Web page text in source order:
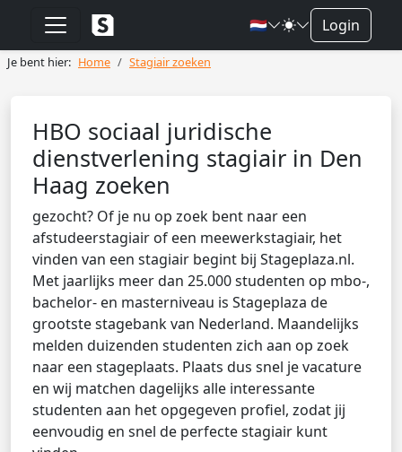
🇳🇱 Login
Je bent hier: Home Stagiair zoeken
HBO sociaal juridische
dienstverlening stagiair in Den
Haag zoeken
gezocht? Of je nu op zoek bent naar een
afstudeerstagiair of een meewerkstagiair, het
vinden van een stagiair begint bij Stageplaza.nl.
Met jaarlijks meer dan 25.000 studenten op mbo-,
bachelor- en masterniveau is Stageplaza de
grootste stagebank van Nederland. Maandelijks
melden duizenden studenten zich aan op zoek
naar een stageplaats. Plaats dus snel je vacature
en wij matchen dagelijks alle interessante
studenten aan het opgegeven profiel, zodat jij
eenvoudig en snel de perfecte stagiair kunt